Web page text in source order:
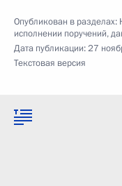
Опубликован в разделах:
исполнении поручений,
Дата публикации:27
Текстовая версия